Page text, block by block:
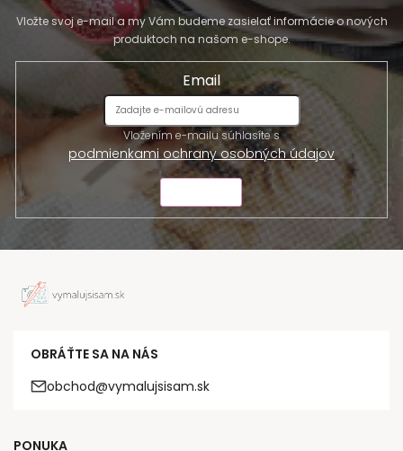
Vložte svoj e-mail a my Vám budeme zasielať informácie o nových
produktoch na našom e-shope.
Email
Vložením e-mailu súhlasíte s
podmienkami ochrany osobných údajov
OBRÁŤTE SA NA NÁS
obchod@vymalujsisam.sk
PONUKA